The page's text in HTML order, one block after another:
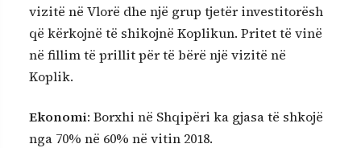
vizitë në Vlorë dhe një grup tjetër investitorësh
që kërkojnë të shikojnë Koplikun. Pritet të vinë
në fillim të prillit për të bërë një vizitë në
Koplik.
Ekonomi: Borxhi në Shqipëri ka gjasa të shkojë
nga 70% në 60% në vitin 2018.